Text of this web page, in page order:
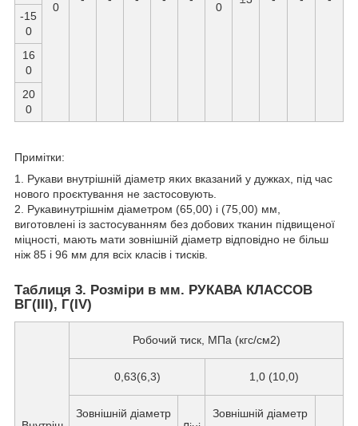
0
0
-15
0
16
0
20
0
Примітки:
1. Рукави внутрішній діаметр яких вказаний у дужках, під час
нового проєктування не застосовують.
2. Рукавинутрішнім діаметром (65,00) і (75,00) мм,
виготовлені із застосуванням без добових тканин підвищеної
міцності, мають мати зовнішній діаметр відповідно не більш
ніж 85 і 96 мм для всіх класів і тисків.
Таблиця 3. Розміри в мм. РУКАВА КЛАССОВ
ВГ(III), Г(IV)
Робочий тиск, МПа (кгс/см2)
0,63(6,3) 1,0 (10,0)
Зовнішній діаметр
Зовнішній діаметр